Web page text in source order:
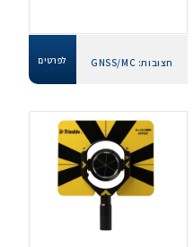
חצובות: GNSS/MC לפרטים